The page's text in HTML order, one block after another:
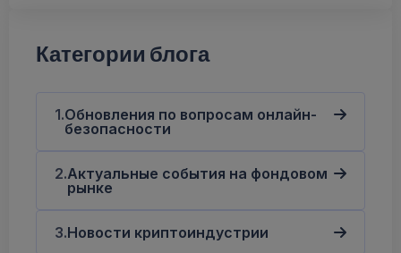
Категории блога
Обновления по вопросам онлайн-
безопасности
Актуальные события на фондовом
рынке
Новости криптоиндустрии